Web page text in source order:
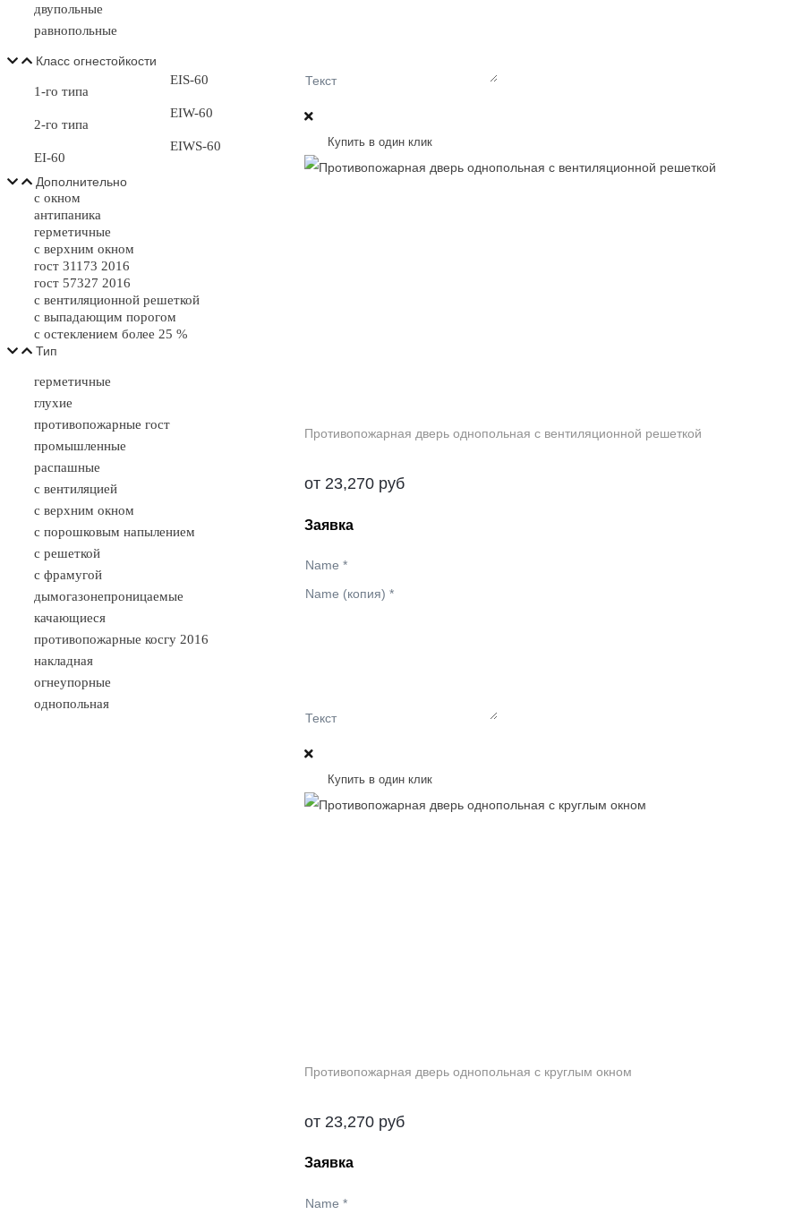
двупольные
равнопольные
Класс огнестойкости
1-го типа
2-го типа
EI-60
EIS-60
EIW-60
EIWS-60
Дополнительно
с окном
антипаника
герметичные
с верхним окном
гост 31173 2016
гост 57327 2016
с вентиляционной решеткой
с выпадающим порогом
с остеклением более 25 %
Тип
герметичные
глухие
противопожарные гост
промышленные
распашные
с вентиляцией
с верхним окном
с порошковым напылением
с решеткой
с фрамугой
дымогазонепроницаемые
качающиеся
противопожарные косгу 2016
накладная
огнеупорные
однопольная
Текст
Купить в один клик
Противопожарная дверь однопольная с вентиляционной решеткой
от 23,270 руб
Заявка
Name*
Name (копия)*
Текст
Купить в один клик
Противопожарная дверь однопольная с круглым окном
от 23,270 руб
Заявка
Name*